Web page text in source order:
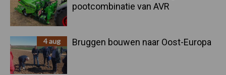
pootcombinatie van AVR
4 aug Bruggen bouwen naar Oost-Europa